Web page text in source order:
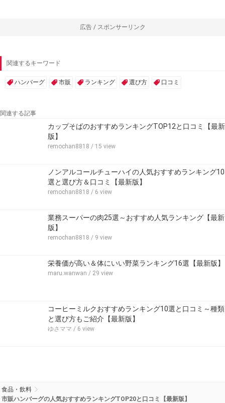
広告 / スポンサーリンク
関連するキーワード
ハンバーグ 市販 ランキング 選び方 口コミ
関連する記事
カップそばのおすすめランキングTOP12と口コミ【最新
版】
remochan8818 / 15 view
ノンアルコールチューハイの人気おすすめランキング10
選と選び方＆口コミ【最新版】
remochan8818 / 6 view
業務スーパーの肉25選～おすすめ人気ランキング【最新
版】
remochan8818 / 9 view
栄養価が高い＆体にいい野菜ランキング16選【最新版】
maru.wanwan / 29 view
コーヒーミルクおすすめランキング10選と口コミ～種類
と選び方もご紹介【最新版】
ゆさママ / 6 view
食品・飲料
市販ハンバーグの人気おすすめランキングTOP20と口コミ【最新版】